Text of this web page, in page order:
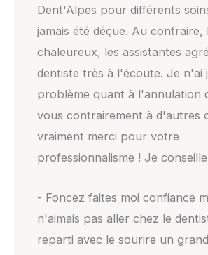
Dent'Alpes pour différents
jamais été déçue. Au contraire,
chaleureux, les assistantes
dentiste très à l'écoute. Je n'ai
problème quant à l'annulation
vous contrairement à d'autres
vraiment merci pour votre
professionnalisme ! Je
- Foncez faites moi confiance
n'aimais pas aller chez le
reparti avec le sourire un